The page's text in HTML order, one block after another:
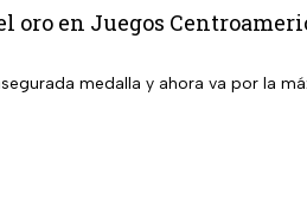
oro en Juegos
medalla y ahora va por la